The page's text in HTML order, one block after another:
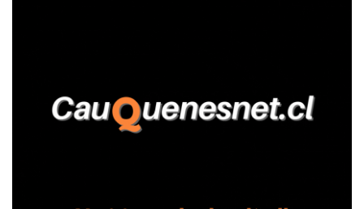
trabajadores, el edil descendió del vehículo y, en medio de la
confrontación, la habría tomado de los hombros, empujado al
suelo y agredido con golpes de pies y manos, mientr...